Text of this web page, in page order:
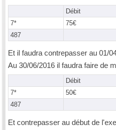
Débit
7*
75€
487
Et il faudra contrepasser au 01/
Au 30/06/2016 il faudra faire de
Débit
7*
50€
487
Et contrepasser au début de